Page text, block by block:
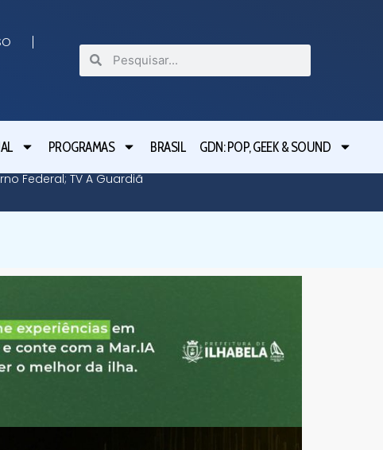
PROGRAMAS BRASIL GDN: POP, GEEK & SOUND
Federal; TV A Guardiã